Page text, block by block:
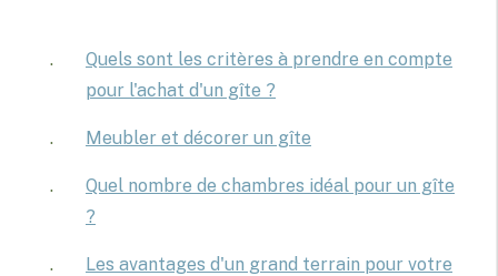
Quels sont les critères à prendre en compte
pour l'achat d'un gîte ?
Meubler et décorer un gîte
Quel nombre de chambres idéal pour un gîte
?
Les avantages d'un grand terrain pour votre